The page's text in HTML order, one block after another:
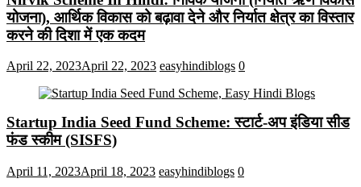
योजना), आर्थिक विकास को बढ़ावा देने और निर्यात क्षेत्र का विस्तार
करने की दिशा में एक कदम
April 22, 2023April 22, 2023 easyhindiblogs 0
Startup India Seed Fund Scheme: स्टार्ट-अप इंडिया सीड
फंड स्कीम (SISFS)
April 11, 2023April 18, 2023 easyhindiblogs 0